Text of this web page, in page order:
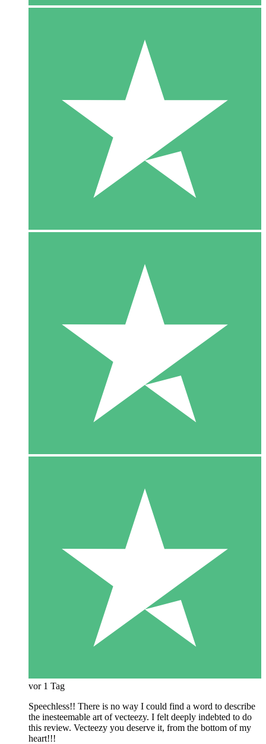
vor 1 Tag
Speechless!! There is no way I could find a word to describe
the inesteemable art of vecteezy. I felt deeply indebted to do
this review. Vecteezy you deserve it, from the bottom of my
heart!!!